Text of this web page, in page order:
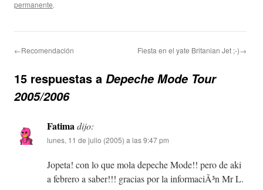
permanente.
←Recomendación Fiesta en el yate Britanian Jet ;-)→
15 respuestas a Depeche Mode Tour
2005/2006
Fatimadijo:
lunes, 11 de julio (2005) a las 9:47 pm
Jopeta! con lo que mola depeche Mode!! pero de aki
a febrero a saber!!! gracias por la informaciÃ³n Mr L.